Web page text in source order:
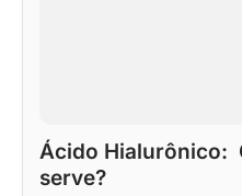
Ácido Hialurônico:
serve?